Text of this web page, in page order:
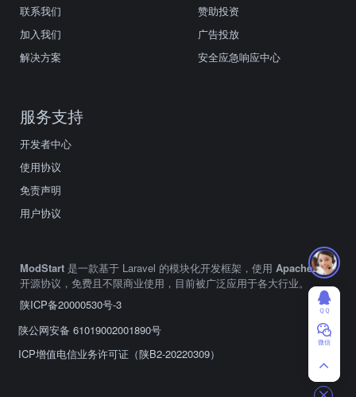
联系我们
加入我们
解决方案
赞助投资
广告投放
安全应急响应中心
服务支持
开发者中心
使用协议
免责声明
用户协议
ModStart 是一款基于 Laravel 的模块化开发框架，使用 Apache2.0
开源协议，免费且不限商业使用，目前被广泛应用于各大行业。
陕ICP备20000530号-3
陕公网安备 61019002001890号
ICP增值电信业务许可证（陕B2-20220309）
ＱＱ
微信